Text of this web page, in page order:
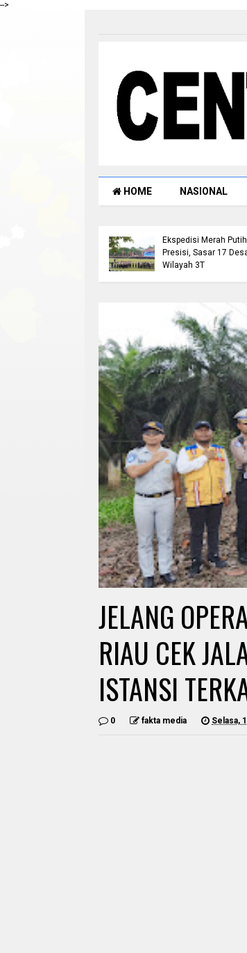
-->
HOME NASIONAL
Ekspedisi Merah Putih
Presisi, Sasar 17
Wilayah 3T
JELANG
RIAU CEK
ISTANSI
0 fakta media Selasa,